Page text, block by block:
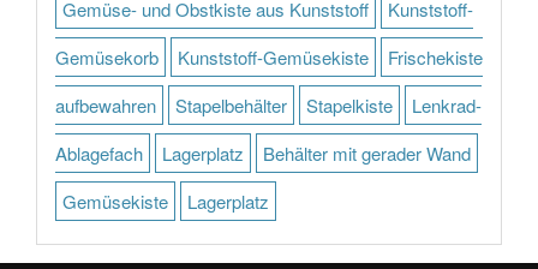
Gemüse- und Obstkiste aus Kunststoff
Kunststoff-
Gemüsekorb
Kunststoff-Gemüsekiste
Frischekiste
aufbewahren
Stapelbehälter Stapelkiste
Lenkrad-
Ablagefach
Lagerplatz
Behälter mit gerader Wand
Gemüsekiste
Lagerplatz